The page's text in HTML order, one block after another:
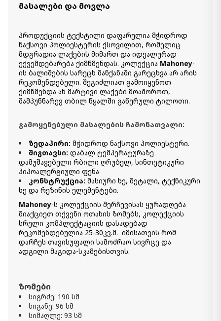
მასალები და მოვლა
პროდუქციის ტექსტილი დაფარულია მჭიდროდ
ნაქსოვი პოლიესტერის ქსოვილით, რომელიც
მდგრადია ლაქების მიმართ და იდეალურად
ექვემდებარება ქიმწმენდას. კოლექცია Mahoney-
ის ბალიშების სარეცხ მანქანაში გარეცხვა არ არის
რეკომენდებული. შეგიძლიათ გამოიყენოთ
ქიმწმენდა ან მარტივი ლაქები მოაშოროთ,
შამპუნნარევ თბილ წყალში გაწურული ტილოთი.
გამოყენებული მასალების ჩამონათვალი:
ზედაპირი: მჭიდროდ ნაქსოვი პოლიესტერი.
შიგთავსი: დაბალ ტემპერატურაზე
დამუშავებული რბილი ღრუბელ, სინთეტიკური
ჰიპოალერგიული ფენა
კონსტრუქცია: მასიური ხე, მეტალი, ტექნიკური
ხე და რეზინის ელემენტები.
Mahoney-ს კოლექციის შერჩევისას ყურადღება
მიაქციეთ თქვენი ოთახის ზომებს, კოლექციის
სრული კომპლექტაციის დასადებად
რეკომენდებულია 25-30კვ.მ. იმისათვის რომ
დარჩეს თავისუფალი სამოძრაო სივრცე და
ადგილი მაგიდა-სკამებისთვის.
ზომები
სიგრძე: 190 სმ
სიგანე: 96 სმ
სიმაღლე: 93 სმ